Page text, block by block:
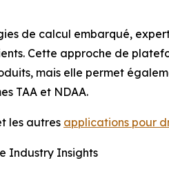
de calcul embarqué,
Cette approche de
mais elle permet
TAA et NDAA.
les autres applications pour
Industry Insights